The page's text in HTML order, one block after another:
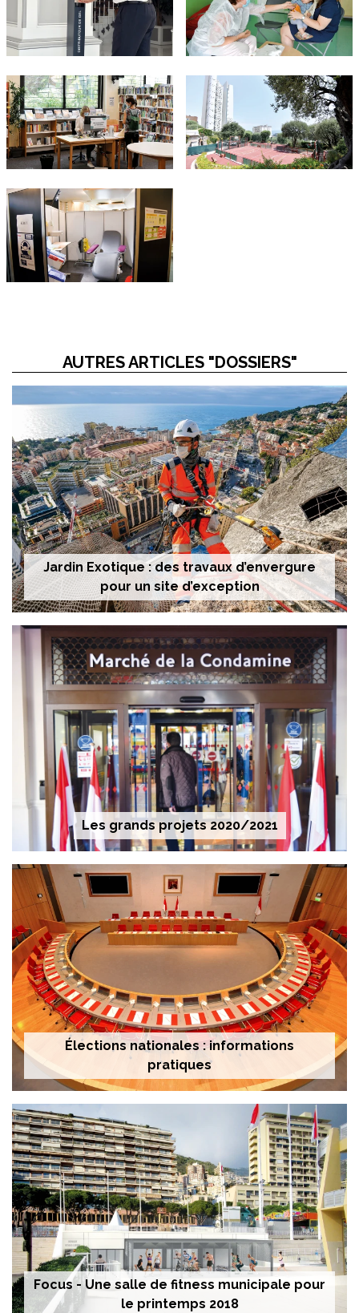
AUTRES ARTICLES "DOSSIERS"
Jardin Exotique : des travaux d’envergure
pour un site d’exception
Les grands projets 2020/2021
Élections nationales : informations
pratiques
Focus - Une salle de fitness municipale pour
le printemps 2018